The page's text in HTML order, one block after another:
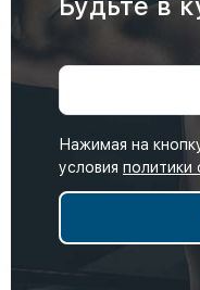
Нажимая на
условия политики